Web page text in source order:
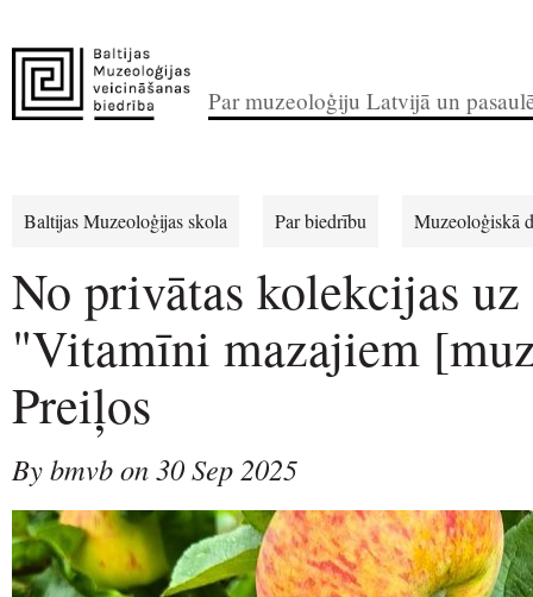
Par muzeoloģiju Latvijā un
Baltijas Muzeoloģijas skola Par biedrību Muzeoloģiskā
No privātas kolekcijas
"Vitamīni mazajiem
Preiļos
By bmvb on 30 Sep 2025